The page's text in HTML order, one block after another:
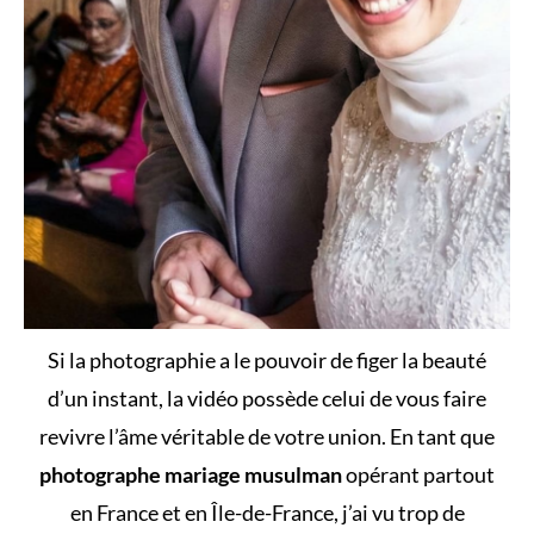
Si la photographie a le pouvoir de figer la beauté
d’un instant, la vidéo possède celui de vous faire
revivre l’âme véritable de votre union. En tant que
photographe mariage musulmanopérant partout
en France et en Île-de-France, j’ai vu trop de